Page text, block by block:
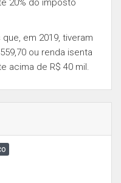
20% do imposto
em 2019, tiveram
ou renda isenta
acima de R$ 40 mil.